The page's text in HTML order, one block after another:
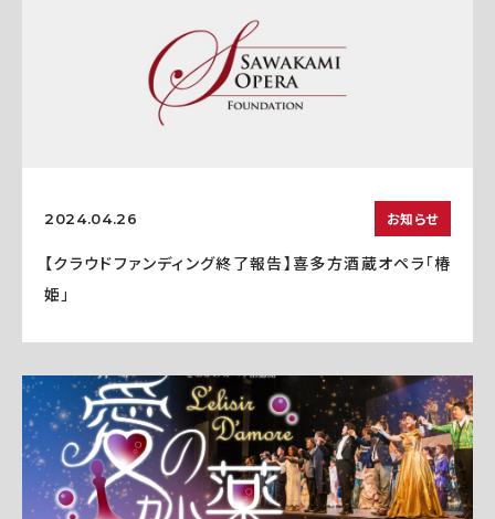
2024.04.26 お知らせ
【クラウドファンディング終了報告】喜多方酒蔵オペラ「椿
姫」